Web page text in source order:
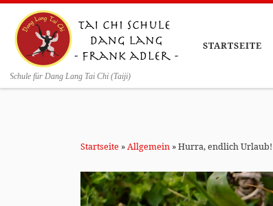
Zum Inhalt springen
Schule für Dang Lang Tai Chi (Taiji)
STARTSEITE
Startseite »Allgemein »Hurra, endlich Urlaub!